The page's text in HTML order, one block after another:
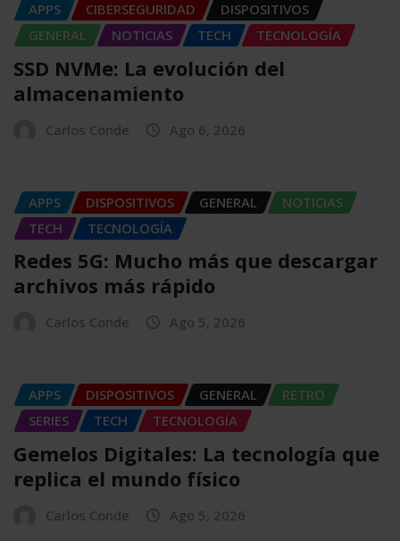
APPS CIBERSEGURIDAD
DISPOSITIVOS
GENERAL
NOTICIAS TECH TECNOLOGÍA
SSD NVMe: La evolución del
almacenamiento
Carlos Conde Ago 6, 2026
APPS DISPOSITIVOS GENERAL
NOTICIAS
TECH
TECNOLOGÍA
Redes 5G: Mucho más que descargar
archivos más rápido
Carlos Conde Ago 5, 2026
APPS DISPOSITIVOS GENERAL
RETRO
SERIES
TECH TECNOLOGÍA
Gemelos Digitales: La tecnología que
replica el mundo físico
Carlos Conde Ago 5, 2026